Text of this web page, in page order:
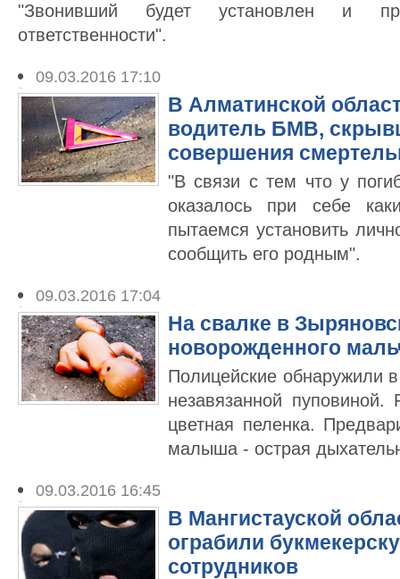
"Звонивший будет установлен и
ответственности".
09.03.2016 17:10
В Алматинской
водитель БМВ,
совершения
"В связи с тем что у
оказалось при себе
пытаемся установить
сообщить его родным".
09.03.2016 17:04
На свалке в
новорожденного
Полицейские обнаружили
незавязанной
цветная пеленка.
малыша - острая
09.03.2016 16:45
В Мангистауской
ограбили
сотрудников